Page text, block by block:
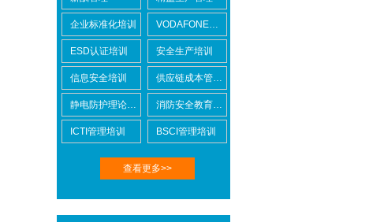
企业标准化培训 VODAFONE认证知识培训
ESD认证培训 安全生产培训
信息安全培训 供应链成本管控培训
静电防护理论培训 消防安全教育培训
ICTI管理培训 BSCI管理培训
查看更多>>
BSCI验厂
ICTI验厂